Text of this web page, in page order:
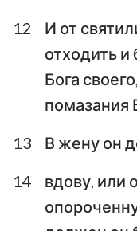
12
И от
отходить и
Бога
помазания
13
В жену он
14
вдову, или